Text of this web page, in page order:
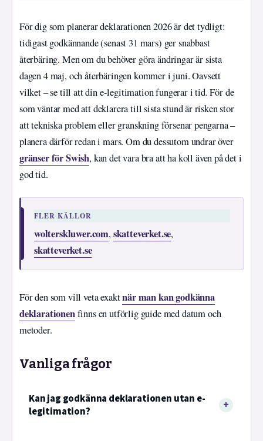
För dig som planerar deklarationen 2026 är det tydligt:
tidigast godkännande (senast 31 mars) ger snabbast
återbäring. Men om du behöver göra ändringar är sista
dagen 4 maj, och återbäringen kommer i juni. Oavsett
vilket – se till att din e-legitimation fungerar i tid. För de
som väntar med att deklarera till sista stund är risken stor
att tekniska problem eller granskning försenar pengarna –
planera därför redan i mars. Om du dessutom undrar över
gränser för Swish, kan det vara bra att ha koll även på det i
god tid.
FLER KÄLLOR
wolterskluwer.com, skatteverket.se,
skatteverket.se
För den som vill veta exaktnär man kan godkänna
deklarationenfinns en utförlig guide med datum och
metoder.
Vanliga frågor
Kan jag godkänna deklarationen utan e-
legitimation?